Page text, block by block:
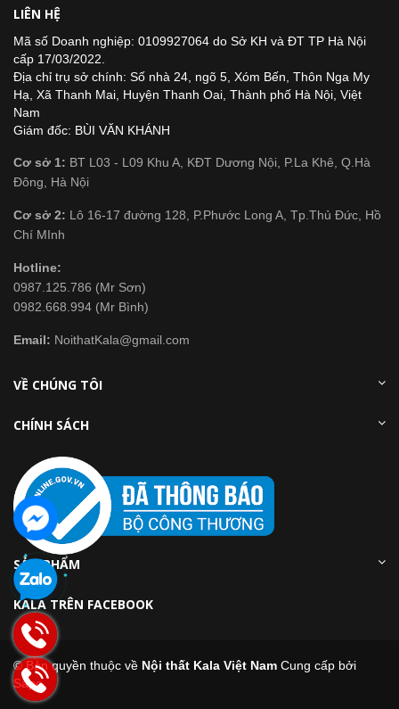
LIÊN HỆ
Mã số Doanh nghiệp: 0109927064 do Sở KH và ĐT TP Hà Nội
cấp 17/03/2022.
Địa chỉ trụ sở chính: Số nhà 24, ngõ 5, Xóm Bến, Thôn Nga My
Hạ, Xã Thanh Mai, Huyện Thanh Oai, Thành phố Hà Nội, Việt
Nam
Giám đốc: BÙI VĂN KHÁNH
Cơ sở 1: BT L03 - L09 Khu A, KĐT Dương Nội, P.La Khê, Q.Hà
Đông, Hà Nội
Cơ sở 2: Lô 16-17 đường 128, P.Phước Long A, Tp.Thủ Đức, Hồ
Chí MInh
Hotline:
0987.125.786 (Mr Sơn)
0982.668.994 (Mr Bình)
Email: NoithatKala@gmail.com
VỀ CHÚNG TÔI
CHÍNH SÁCH
SẢN PHẨM
KALA TRÊN FACEBOOK
© Bản quyền thuộc về Nội thất Kala Việt Nam Cung cấp bởi
Sapo